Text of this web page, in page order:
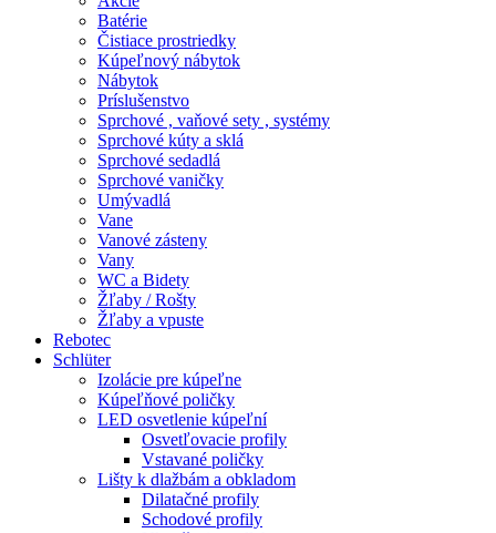
Batérie
Čistiace prostriedky
Kúpeľnový nábytok
Nábytok
Príslušenstvo
Sprchové , vaňové sety , systémy
Sprchové kúty a sklá
Sprchové sedadlá
Sprchové vaničky
Umývadlá
Vane
Vanové zásteny
Vany
WC a Bidety
Žľaby / Rošty
Žľaby a vpuste
Rebotec
Schlüter
Izolácie pre kúpeľne
Kúpeľňové poličky
LED osvetlenie kúpeľní
Osvetľovacie profily
Vstavané poličky
Lišty k dlažbám a obkladom
Dilatačné profily
Schodové profily